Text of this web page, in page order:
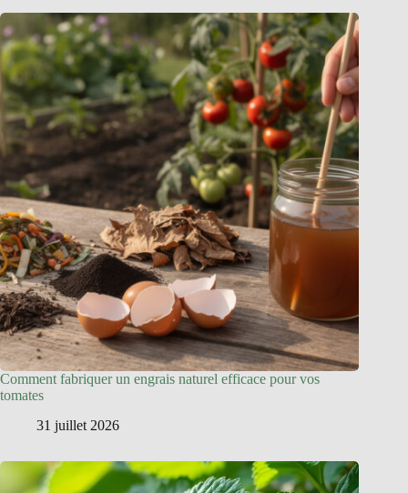
Comment fabriquer un engrais naturel efficace pour vos
tomates
31 juillet 2026